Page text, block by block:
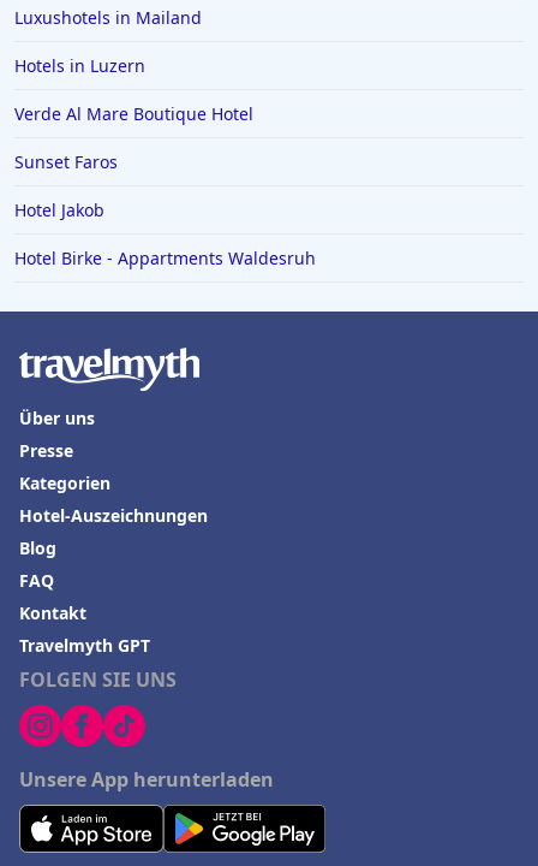
Luxushotels in Mailand
Hotels in Luzern
Verde Al Mare Boutique Hotel
Sunset Faros
Hotel Jakob
Hotel Birke - Appartments Waldesruh
FOLGEN SIE UNS
Unsere App herunterladen
Über uns
Presse
Kategorien
Hotel-Auszeichnungen
Blog
FAQ
Kontakt
Travelmyth GPT